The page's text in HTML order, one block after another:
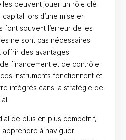
peuvent jouer un rôle clé
lors d’une mise en
font souvent l’erreur de les
ne sont pas nécessaires.
offrir des avantages
financement et de contrôle.
instruments fonctionnent et
intégrés dans la stratégie de
de plus en plus compétitif,
à naviguer